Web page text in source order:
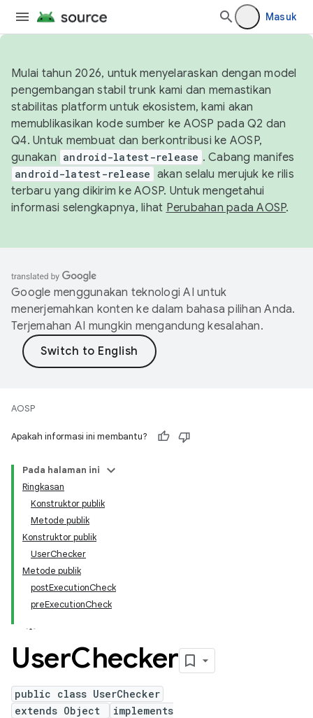
Masuk
Mulai tahun 2026, untuk menyelaraskan dengan model
pengembangan stabil trunk kami dan memastikan
stabilitas platform untuk ekosistem, kami akan
memublikasikan kode sumber ke AOSP pada Q2 dan
Q4. Untuk membuat dan berkontribusi ke AOSP,
gunakan android-latest-release . Cabang manifes
android-latest-release akan selalu merujuk ke rilis
terbaru yang dikirim ke AOSP. Untuk mengetahui
informasi selengkapnya, lihat Perubahan pada AOSP.
Google menggunakan teknologi AI untuk
menerjemahkan konten ke dalam bahasa pilihan Anda.
Terjemahan AI mungkin mengandung kesalahan.
AOSP
Apakah informasi ini membantu?
Pada halaman ini
Ringkasan
Konstruktor publik
Metode publik
Konstruktor publik
UserChecker
Metode publik
postExecutionCheck
preExecutionCheck
UserChecker
public class UserChecker
extends Object
implements